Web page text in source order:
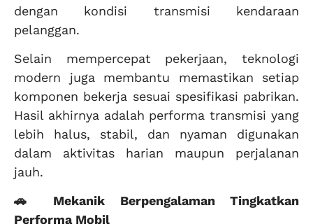
dengan kondisi transmisi kendaraan
pelanggan.
Selain mempercepat pekerjaan, teknologi
modern juga membantu memastikan setiap
komponen bekerja sesuai spesifikasi pabrikan.
Hasil akhirnya adalah performa transmisi yang
lebih halus, stabil, dan nyaman digunakan
dalam aktivitas harian maupun perjalanan
jauh.
🚗 Mekanik Berpengalaman Tingkatkan
Performa Mobil